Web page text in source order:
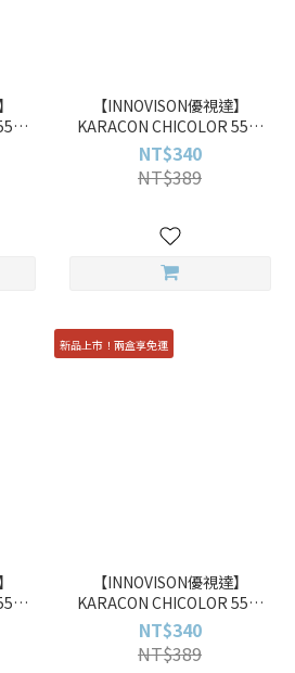
【INNOVISON優視達】
KARACON CHICOLOR 55%
#47 寂光綠 Frost Olive 10pcs
彩色日拋
NT$340
NT$389
新品上市！兩盒享免運
【INNOVISON優視達】
KARACON CHICOLOR 55%
#45 星暉藍 Starry Blue 10pcs
彩色日拋
NT$340
NT$389